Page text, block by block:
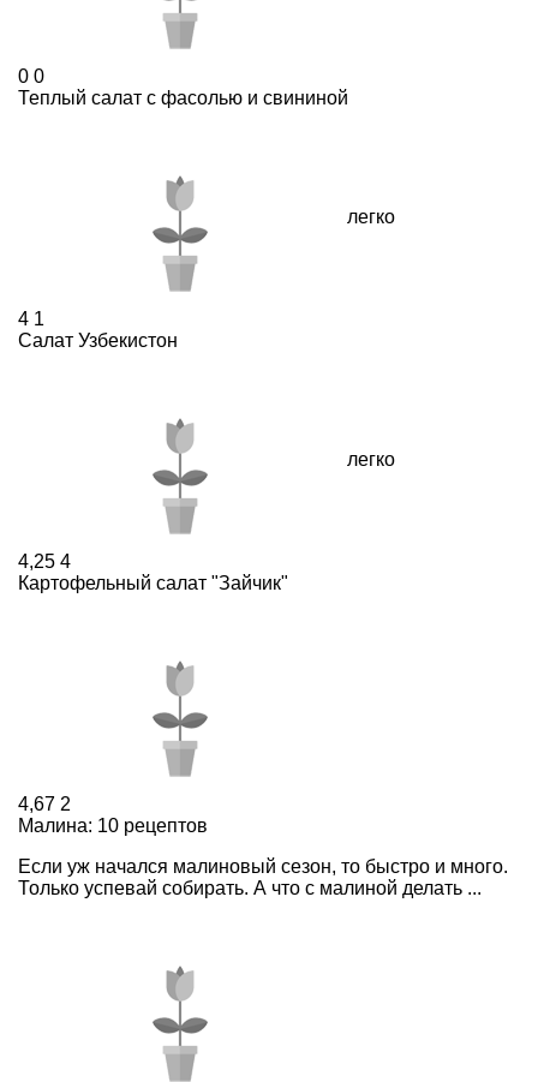
0 0
Теплый салат с фасолью и свининой
легко
4 1
Салат Узбекистон
легко
4,25 4
Картофельный салат "Зайчик"
4,67 2
Малина: 10 рецептов
Если уж начался малиновый сезон, то быстро и много.
Только успевай собирать. А что с малиной делать ...